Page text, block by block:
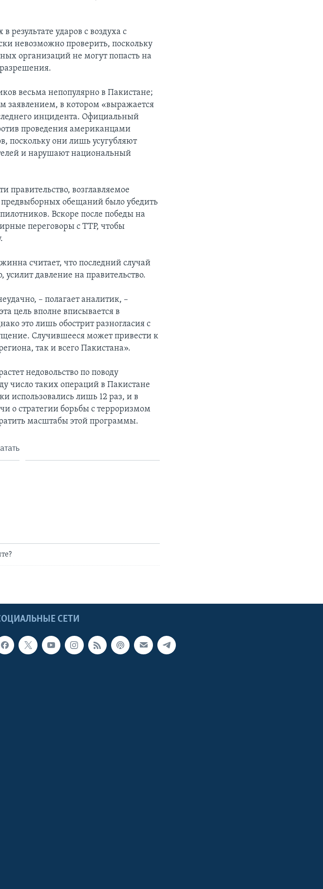
ударов с воздуха с
невозможно проверить, поскольку
организаций не могут попасть на
весьма непопулярно в Пакистане;
заявлением, в котором «выражается
инцидента. Официальный
проведения американцами
поскольку они лишь усугубляют
и нарушают национальный
правительство, возглавляемое
обещаний было убедить
Вскоре после победы на
переговоры с ТТР, чтобы
считает, что последний случай
усилит давление на правительство.
– полагает аналитик, –
цель вполне вписывается в
это лишь обострит разногласия с
Случившееся может привести к
так и всего Пакистана».
недовольство по поводу
число таких операций в Пакистане
использовались лишь 12 раз, и в
о стратегии борьбы с терроризмом
масштабы этой программы.
СЕТИ